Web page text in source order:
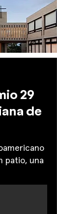
29
de
patio, una